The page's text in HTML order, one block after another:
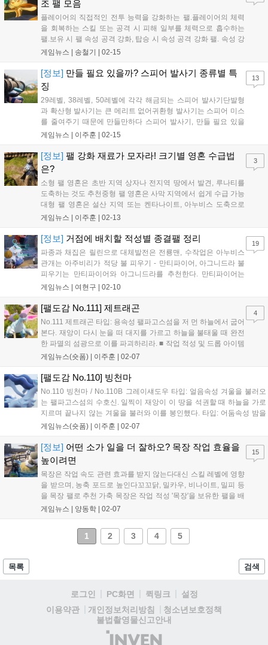
조 팰 모음
플레이어의 직접적인 전투 능력을 강화하는 팰.플레이어의 체력
을 회복하는 스킬 또는 공격 시 피해 일부를 체력으로 흡수하는
팰.보유 시 팰 속성 공격 강화, 탑승 시 속성 공격 강화 팰. 속성 강
화 및 위기 상황에 체력 회복! 전투 보조 팰 다양한 파트너 스킬을
있다. 플레이어의 공격력, 방어력을...
게임뉴스 | 송철기 02-15
[정보] 만들 필요 있을까? 스피어 발사기 종류별 특
징
29레벨, 38레벨, 50레벨에 각각 해금되는 스피어 발사기단발형
과 확산형 발사기는 큰 메리트 없어귀환형 발사기는 스피어 미스
를 줄여주기 때문에 만들만하다 스피어 발사기, 만들 필요 있을
까? ▣ 단발형 스피어 발사기 (29레벨 해금) 단발형 스피어 발사
나는 것도 아니고 스피어 또한 포물선 형태로...
게임뉴스 | 이주훈 02-15
13
[정보] 팰 강화 재료가 모자라! 크기별 영혼 수급법
은?
소형 팰 영혼은 초반 지역 상자나 전지역 땅에서 발견, 루나티를
도축하는 것도 추천중형 팰 영혼은 사막 지역에서 쉽게 수급 가능
대형 팰 영혼은 설산 지역 또는 켄타나이트, 아누비스 도축으로
획득 ▣ 초기화 기능 사용하기 팰 영혼을 모으기 전에 먼저 자신
내면 강화 단계를 초기화하고 사용한 영혼을...
게임뉴스 | 이주훈 02-13
3
[정보] 거점에 배치할 적성별 종결팰 정리
파종과 채집은 릴린으로 대체발전은 전룡맨, 수작업은 아누비스
관개는 아주비리가 적당 불 피우기 - 만티파이어, 아그니드라 불
피우기는 만티파이어와 아그니드라를 추천한다. 만티파이어는
지상 팰이며 오브젝트에 끼지 않고 임무를 수행한다. 불 피우기
작업 속도가 매우 빠르다. 다만 덩치가 커서 지형...
게임뉴스 | 여현구 02-10
19
[팰도감 No.111] 제트래곤
No.111 제트래곤 타입: 용속성 팰파고스섬을 저 먼 하늘에서 굽어
본다. 재앙이 다시 눈을 떠 대지를 가르고 하늘을 불태울 때 완전
한 파멸의 섬광으로 이를 파괴하리라. ■ 작업 적성 및 드롭 아이템
작업 적성: 채집 3레벨 드롭 아이템: 순수한 석영, 폴리머, 카본 섬
수 있다. 탑승 중...
게임뉴스(숏폼) | 이주훈 02-07
4
[팰도감 No.110] 빙천마
No.110 빙천마 / No.110B 그레이섀도우 타입: 얼음속성 겨울을 불러오
는 팰파고스섬의 수호신. 일찍이 재앙이 이 땅을 석권할 때 하늘을 가로
지르며 끝나지 않는 겨울을 불러와 이를 봉인했다. 타입: 어둠속성 밤을
불러오는 팰파고스섬의 수호신. 일찍이 재앙이 이 땅을 석권할 때 하늘
게임뉴스(숏폼) | 이주훈 02-07
[정보] 어떤 소가 일을 더 잘하오? 목장 작업 효율을
높이려면
목장은 작업 속도 관련 효과를 받지 않는다대신 스킬 레벨에 영향
을 받으며, 농축 포드로 높인다꼬꼬닭, 밀카우, 비나이트, 밀피 등
을 목장 팰로 추천 가축 목장은 작업 적성 '목장'을 보유한 팰을 배
치해 아이템을 얻을 수 있는 시설입니다. 목장은 팰 교배에 소비
생산 하기 위해 주로 사용되죠....
게임뉴스 | 양동학 02-07
15
1 2 3 4 5
목록 검색
로그인 PC화면 퀵링크
설정
이용약관
개인정보처리방침
청소년보호정책
불법촬영물신고안내
(주)